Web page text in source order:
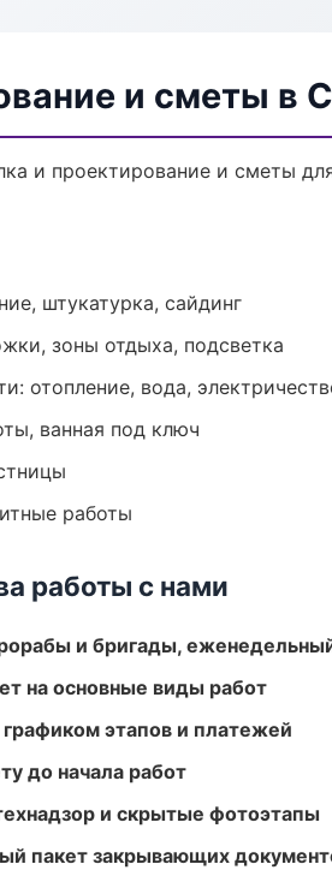
и сметы в
и проектирование и сметы
штукатурка, сайдинг
зоны отдыха, подсветка
отопление, вода,
ванная под ключ
работы
работы с нами
и бригады,
на основные виды работ
этапов и платежей
до начала работ
и скрытые фотоэтапы
пакет закрывающих